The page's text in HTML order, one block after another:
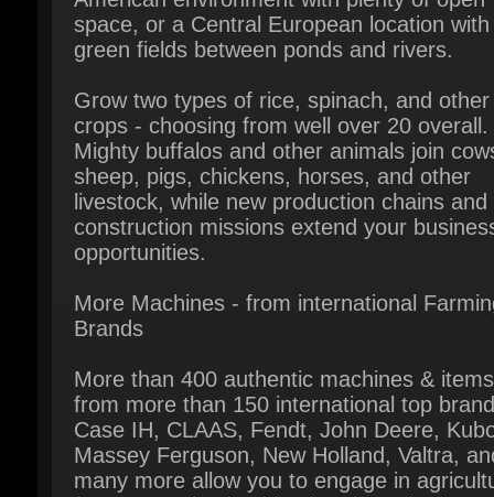
Grow two types of rice, spinach, and other
crops - choosing from well over 20 overall.
Mighty buffalos and other animals join
sheep, pigs, chickens, horses, and other
livestock, while new production chains and
construction missions extend your business
opportunities.
More Machines - from international Farming
Brands
More than 400 authentic machines & items
from more than 150 international top
Massey Ferguson, New Holland, Valtra, and
many more allow you to engage in
forestry, and animal husbandry. Whether
build your legacy single-handedly or
cooperatively in multiplayer - you decide!